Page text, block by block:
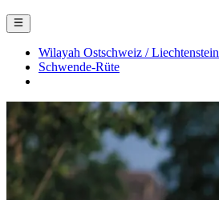
Wilayah Ostschweiz / Liechtenstein
Schwende-Rüte